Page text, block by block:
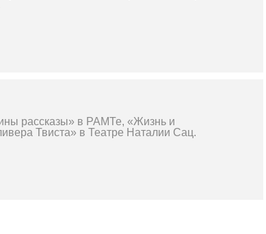
рассказы» в РАМТе, «Жизнь и
Твиста» в Театре Наталии Сац.